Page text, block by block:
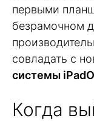
первыми
безрамочном
совладать с
системы
Когда